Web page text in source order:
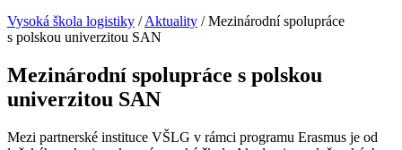
Vysoká škola logistiky /Aktuality /Mezinárodní spolupráce
s polskou univerzitou SAN
Mezinárodní spolupráce s polskou
univerzitou SAN
Mezi partnerské instituce VŠLG v rámci programu Erasmus je od